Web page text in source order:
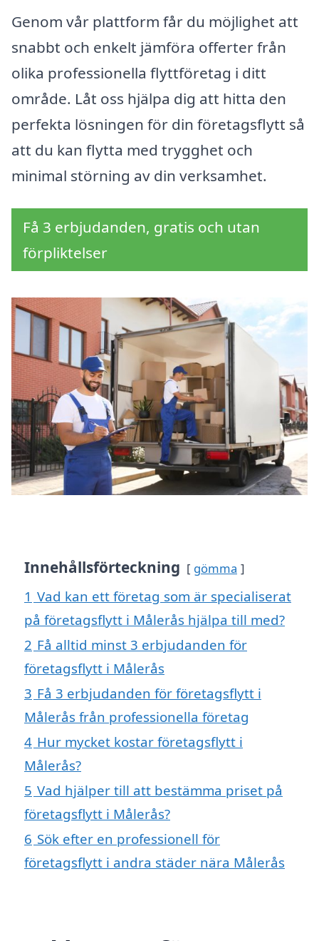
Genom vår plattform får du möjlighet att
snabbt och enkelt jämföra offerter från
olika professionella flyttföretag i ditt
område. Låt oss hjälpa dig att hitta den
perfekta lösningen för din företagsflytt så
att du kan flytta med trygghet och
minimal störning av din verksamhet.
Få 3 erbjudanden, gratis och utan
förpliktelser
Innehållsförteckning gömma
1 Vad kan ett företag som är specialiserat
på företagsflytt i Målerås hjälpa till med?
2 Få alltid minst 3 erbjudanden för
företagsflytt i Målerås
3 Få 3 erbjudanden för företagsflytt i
Målerås från professionella företag
4 Hur mycket kostar företagsflytt i
Målerås?
5 Vad hjälper till att bestämma priset på
företagsflytt i Målerås?
6 Sök efter en professionell för
företagsflytt i andra städer nära Målerås